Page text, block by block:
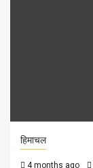
हिमाचल
4 months ago